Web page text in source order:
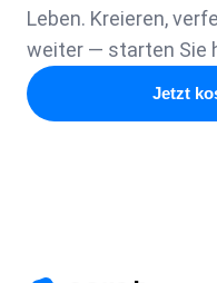
Leben. Kreieren,
weiter — starten Sie
Jetzt